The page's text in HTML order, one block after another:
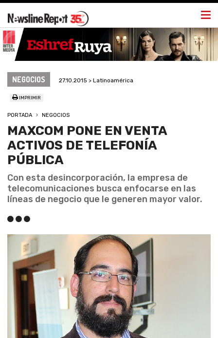
NEGOCIOS 27.10.2015 > Latinoamérica
IMPRIMIR
PORTADA NEGOCIOS
MAXCOM PONE EN VENTA
ACTIVOS DE TELEFONÍA
PÚBLICA
Con esta desincorporación, la empresa de
telecomunicaciones busca enfocarse en las
líneas de negocio que le generen mayor valor.